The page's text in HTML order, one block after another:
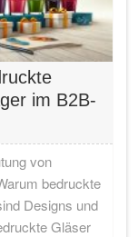
im B2B-
von
bedruckte
Designs und
Gläser